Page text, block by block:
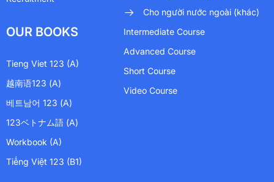
OUR BOOKS
Tieng Viet 123 (A)
越南语123 (A)
베트남어 123 (A)
123ベトナム語 (A)
Workbook (A)
Tiếng Việt 123 (B1)
Cho người nước ngoài (khác)
Intermediate Course
Advanced Course
Short Course
Video Course